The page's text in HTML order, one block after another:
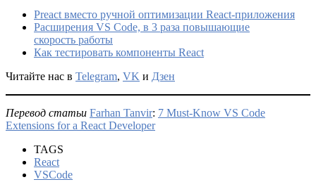
Preact вместо ручной оптимизации React-приложения
Расширения VS Code, в 3 раза повышающие
скорость работы
Как тестировать компоненты React
Читайте нас в Telegram, VK и Дзен
Перевод статьи Farhan Tanvir: 7 Must-Know VS Code
Extensions for a React Developer
TAGS
React
VSCode